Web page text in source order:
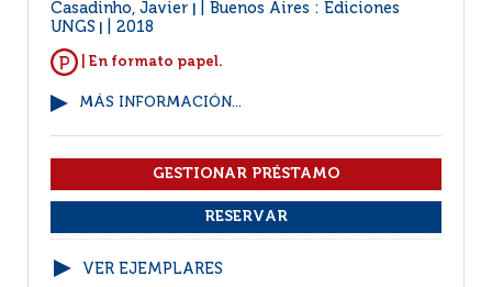
Casadinho, Javier
Buenos Aires : Ediciones
UNGS
2018
| En formato papel.
MÁS INFORMACIÓN...
VER EJEMPLARES